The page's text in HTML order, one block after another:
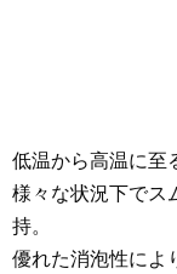
低温から高温に至
様々な状況下でス
持。
優れた消泡性によ